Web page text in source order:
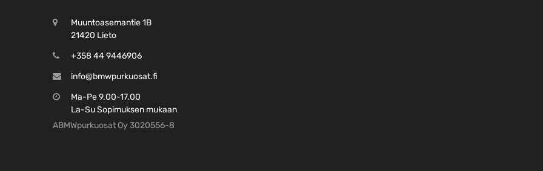
Muuntoasemantie 1B
21420 Lieto
+358 44 9446906
info@bmwpurkuosat.fi
Ma-Pe 9.00-17.00
La-Su Sopimuksen mukaan
ABMWpurkuosat Oy 3020556-8